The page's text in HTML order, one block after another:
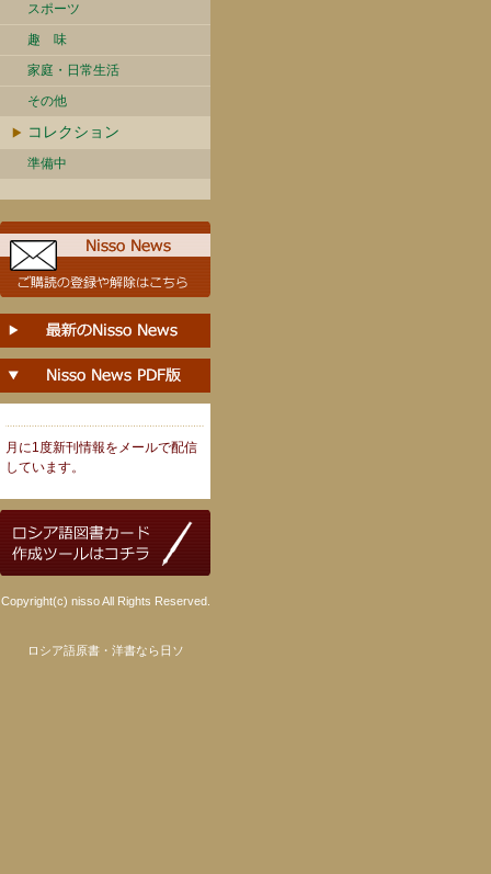
スポーツ
趣 味
家庭・日常生活
その他
コレクション
準備中
月に1度新刊情報をメールで配信
しています。
Copyright(c) nisso All Rights Reserved.
ロシア語原書・洋書なら日ソ